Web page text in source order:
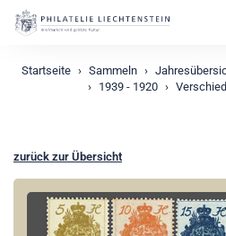
Startseite Sammeln
1939 - 1920
zurück zur Übersicht